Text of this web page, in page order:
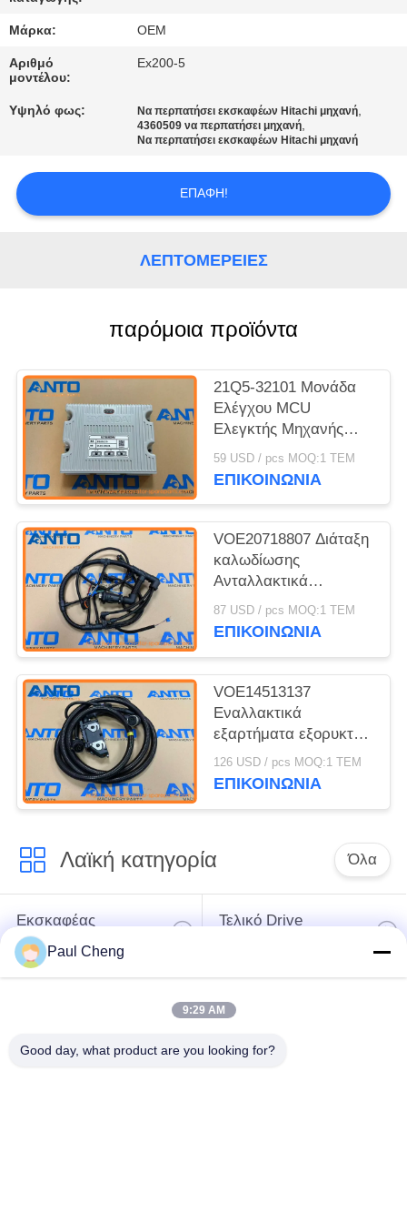
ΈΛΕΓΧΟΣ
ΜΠΛΟΓΚ
SITEMAP
ΠΟΛΙΤΙΚΉ
ΑΠΟΡΡΉΤΟΥ
Μάρκα: OEM
Αριθμό
μοντέλου:
Ex200-5
Υψηλό φως: Να περπατήσει εκσκαφέων Hitachi μηχανή,
4360509 να περπατήσει μηχανή,
Να περπατήσει εκσκαφέων Hitachi μηχανή
ΕΠΑΦΉ!
ΛΕΠΤΟΜΈΡΕΙΕΣ
παρόμοια προϊόντα
21Q5-32101 Μονάδα
Ελέγχου MCU
Ελεγκτής Μηχανής
HYUNDAI
Ανταλλακτικά για
59 USD / pcs MOQ:1 ΤΕΜ
ΕΠΙΚΟΙΝΩΝΙΑ
VOE20718807 Διάταξη
καλωδίωσης
Ανταλλακτικά
εκσκαφέα Κατάλληλο
για EC210 EC240
87 USD / pcs MOQ:1 ΤΕΜ
ΕΠΙΚΟΙΝΩΝΙΑ
VOE14513137
Εναλλακτικά
εξαρτήματα εξορυκτών
με καλωδίωση,
κατάλληλα για EC210
126 USD / pcs MOQ:1 ΤΕΜ
ΕΠΙΚΟΙΝΩΝΙΑ
Λαϊκή κατηγορία Όλα
Εκσκαφέας
ανταλλακτικών
Τελικό Drive
μέρη μηχανών
Paul Cheng
9:29 AM
Good day, what product are you looking for?